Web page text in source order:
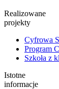
Realizowane
projekty
Cyfrowa
Program
Szkoła z
Istotne
informacje